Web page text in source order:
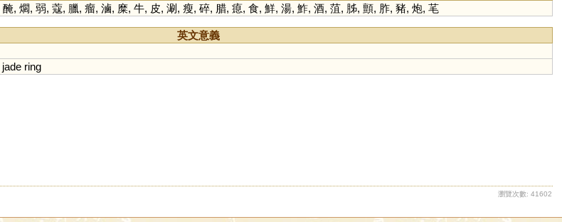
醃, 爓, 弱, 蔻, 臘, 瘤, 滷, 糜, 牛, 皮, 涮 , 瘦, 碎, 腊, 瘜, 食, 鮮, 湯, 鮓, 酒, 菹, 胏, 顫, 胙, 豬, 炮, 芼
英文意義
jade ring
瀏覽次數: 41602